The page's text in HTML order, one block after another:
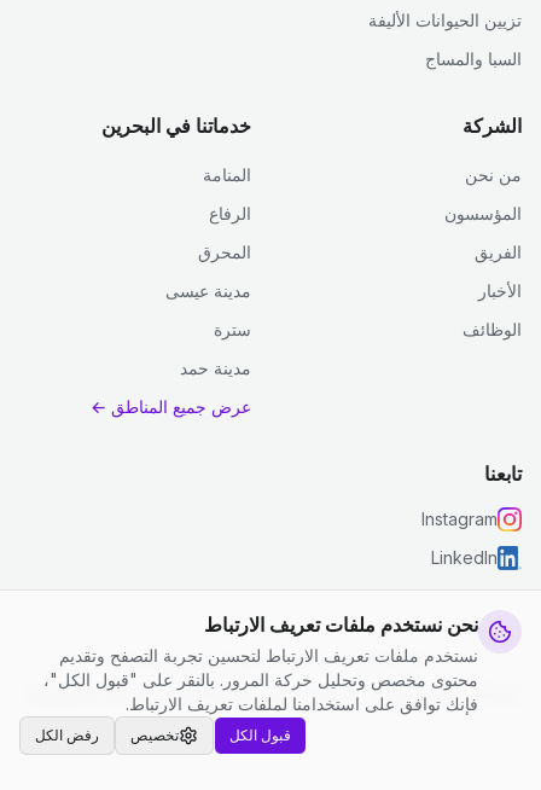
نحن نستخدم ملفات تعريف الارتباط
نستخدم ملفات تعريف الارتباط لتحسين تجربة التصفح وتقديم
محتوى مخصص وتحليل حركة المرور. بالنقر على "قبول الكل"،
فإنك توافق على استخدامنا لملفات تعريف الارتباط.
رفض الكل تخصيص قبول الكل
تزيين الحيوانات الأليفة
السبا والمساج
الشركة
من نحن
المؤسسون
الفريق
الأخبار
الوظائف
خدماتنا في البحرين
المنامة
الرفاع
المحرق
مدينة عيسى
سترة
مدينة حمد
عرض جميع المناطق ←
تابعنا
Instagram
LinkedIn
© 2026 جست كلين. جميع الحقوق محفوظة.
سياسة الخصوصية
الشروط والأحكام | إعدادات ملفات تعريف الارتباط